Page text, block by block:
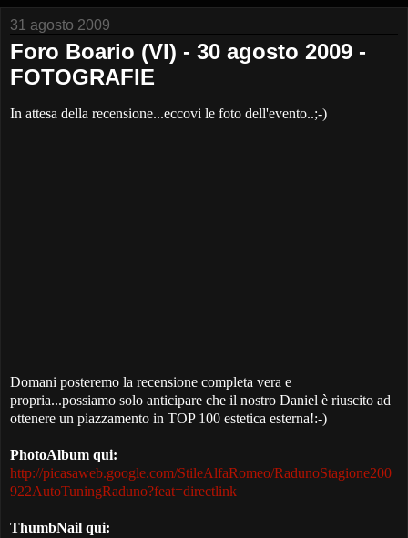
31 agosto 2009
Foro Boario (VI) - 30 agosto 2009 -
FOTOGRAFIE
In attesa della recensione...eccovi le foto dell'evento..;-)
Domani posteremo la recensione completa vera e
propria...possiamo solo anticipare che il nostro Daniel è riuscito ad
ottenere un piazzamento in TOP 100 estetica esterna!:-)
PhotoAlbum qui:
http://picasaweb.google.com/StileAlfaRomeo/RadunoStagione200
922AutoTuningRaduno?feat=directlink
ThumbNail qui: